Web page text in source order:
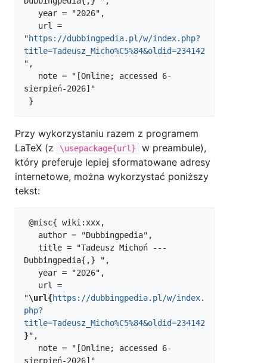
"https://dubbingpedia.pl/w/index.php?
title=Tadeusz_Micho%C5%84&oldid=234142
",
sierpień-2026]"
Przy wykorzystaniu razem z programem
LaTeX (z
\usepackage{url}
w preambule),
który preferuje lepiej sformatowane adresy
internetowe, można wykorzystać poniższy
tekst:
Dubbingpedia{,} ",
"\url{https://dubbingpedia.pl/w/index.
php?
title=Tadeusz_Micho%C5%84&oldid=234142
}",
sierpień-2026]"